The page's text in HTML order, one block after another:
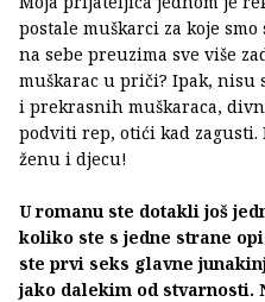
postale muškarci za koje
na sebe preuzima sve više
muškarac u priči? Ipak, nisu
i prekrasnih muškaraca,
podviti rep, otići kad
ženu i djecu!
U romanu ste dotakli još
koliko ste s jedne strane
ste prvi seks glavne
jako dalekim od stvarnosti.